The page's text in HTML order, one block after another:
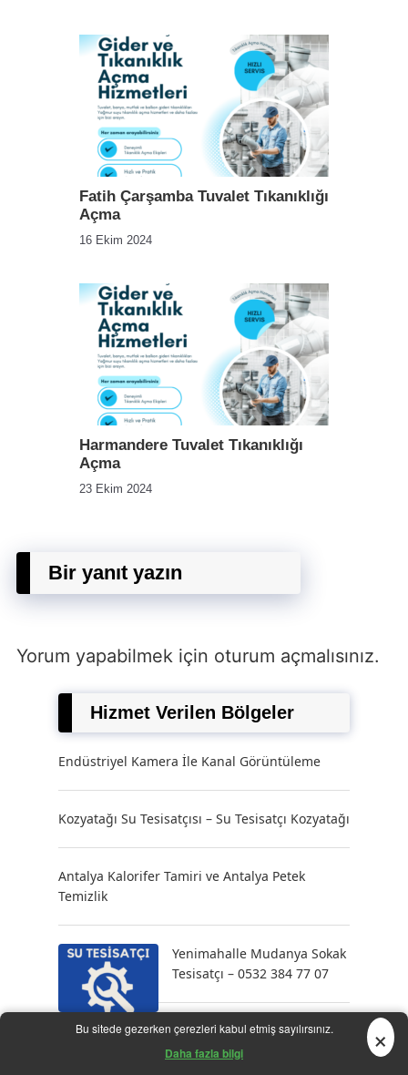
Fatih Çarşamba Tuvalet Tıkanıklığı
Açma
16 Ekim 2024
Harmandere Tuvalet Tıkanıklığı
Açma
23 Ekim 2024
Bir yanıt yazın
Yorum yapabilmek için oturum açmalısınız.
Hizmet Verilen Bölgeler
Endüstriyel Kamera İle Kanal Görüntüleme
Kozyatağı Su Tesisatçısı – Su Tesisatçı Kozyatağı
Antalya Kalorifer Tamiri ve Antalya Petek
Temizlik
Yenimahalle Mudanya Sokak
Tesisatçı – 0532 384 77 07
Orhanlı Klozet Tamiri – 0532
Bu sitede gezerken çerezleri kabul etmiş sayılırsınız.
Daha fazla bilgi ×